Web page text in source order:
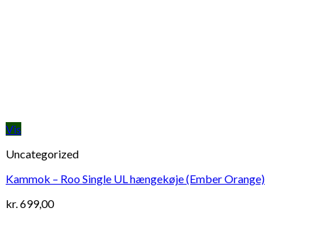
Vis
Uncategorized
Kammok – Roo Single UL hængekøje (Ember Orange)
kr.699,00